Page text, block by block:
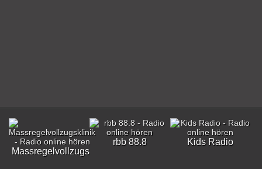
Massregelvollzugsklinik
rbb 88.8 Kids Radio